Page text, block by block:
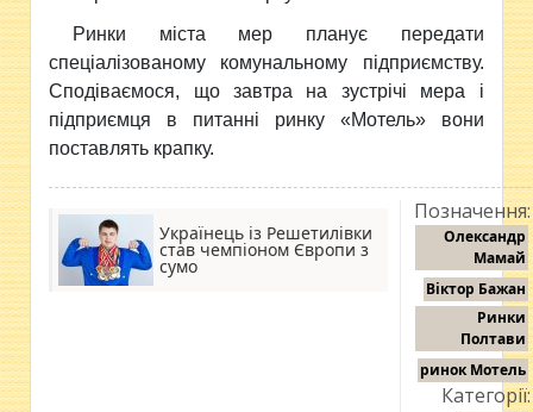
Ринки міста мер планує передати
спеціалізованому комунальному підприємству.
Сподіваємося, що завтра на зустрічі мера і
підприємця в питанні ринку «Мотель» вони
поставлять крапку.
Українець із Решетилівки
став чемпіоном Європи з
сумо
Позначення:
Олександр
Мамай
Віктор Бажан
Ринки
Полтави
ринок Мотель
Категорії: